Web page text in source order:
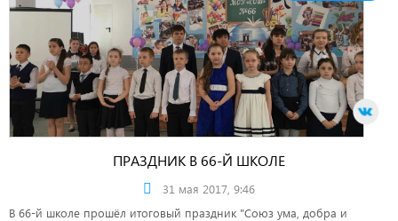
ПРАЗДНИК В 66-Й ШКОЛЕ
31 мая 2017, 9:46
В 66-й школе прошёл итоговый праздник "Союз ума, добра и